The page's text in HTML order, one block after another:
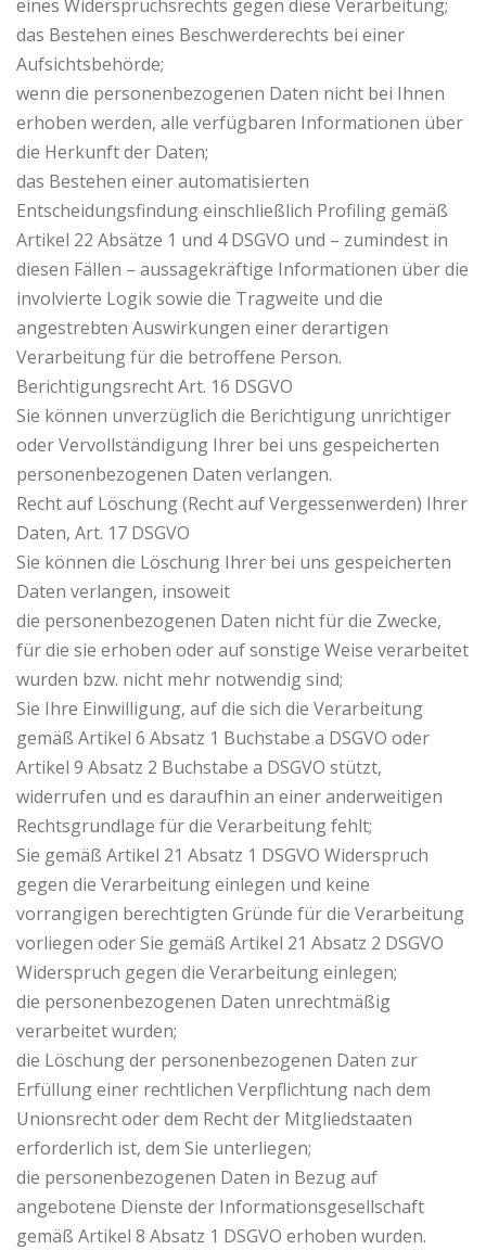
eines Widerspruchsrechts gegen diese Verarbeitung;
das Bestehen eines Beschwerderechts bei einer
Aufsichtsbehörde;
wenn die personenbezogenen Daten nicht bei Ihnen
erhoben werden, alle verfügbaren Informationen über
die Herkunft der Daten;
das Bestehen einer automatisierten
Entscheidungsfindung einschließlich Profiling gemäß
Artikel 22 Absätze 1 und 4 DSGVO und – zumindest in
diesen Fällen – aussagekräftige Informationen über die
involvierte Logik sowie die Tragweite und die
angestrebten Auswirkungen einer derartigen
Verarbeitung für die betroffene Person.
Berichtigungsrecht Art. 16 DSGVO
Sie können unverzüglich die Berichtigung unrichtiger
oder Vervollständigung Ihrer bei uns gespeicherten
personenbezogenen Daten verlangen.
Recht auf Löschung (Recht auf Vergessenwerden) Ihrer
Daten, Art. 17 DSGVO
Sie können die Löschung Ihrer bei uns gespeicherten
Daten verlangen, insoweit
die personenbezogenen Daten nicht für die Zwecke,
für die sie erhoben oder auf sonstige Weise verarbeitet
wurden bzw. nicht mehr notwendig sind;
Sie Ihre Einwilligung, auf die sich die Verarbeitung
gemäß Artikel 6 Absatz 1 Buchstabe a DSGVO oder
Artikel 9 Absatz 2 Buchstabe a DSGVO stützt,
widerrufen und es daraufhin an einer anderweitigen
Rechtsgrundlage für die Verarbeitung fehlt;
Sie gemäß Artikel 21 Absatz 1 DSGVO Widerspruch
gegen die Verarbeitung einlegen und keine
vorrangigen berechtigten Gründe für die Verarbeitung
vorliegen oder Sie gemäß Artikel 21 Absatz 2 DSGVO
Widerspruch gegen die Verarbeitung einlegen;
die personenbezogenen Daten unrechtmäßig
verarbeitet wurden;
die Löschung der personenbezogenen Daten zur
Erfüllung einer rechtlichen Verpflichtung nach dem
Unionsrecht oder dem Recht der Mitgliedstaaten
erforderlich ist, dem Sie unterliegen;
die personenbezogenen Daten in Bezug auf
angebotene Dienste der Informationsgesellschaft
gemäß Artikel 8 Absatz 1 DSGVO erhoben wurden.